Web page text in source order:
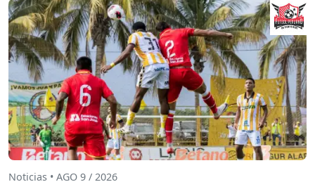
Noticias • AGO 9 / 2026